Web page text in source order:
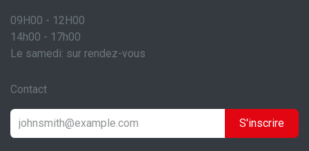
09H00 - 12H00
14h00 - 17h00
Le samedi: sur rendez-vous
Contact
S'inscrire